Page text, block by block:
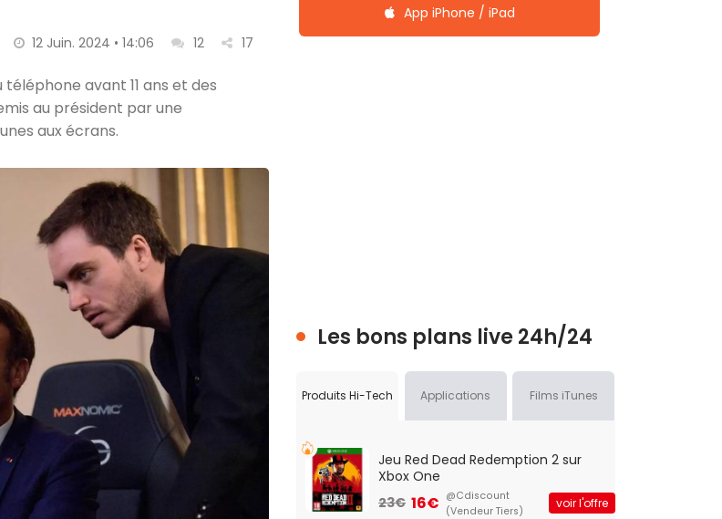
12 Juin. 2024 • 14:06 12 17
avant 11 ans et des
au président par une
aux écrans.
App iPhone / iPad
Les bons plans live 24h/24
Produits Hi-Tech Applications Films iTunes
Jeu Red Dead Redemption 2 sur
Xbox One
23€ 16€ @Cdiscount
(Vendeur Tiers)
voir l'offre